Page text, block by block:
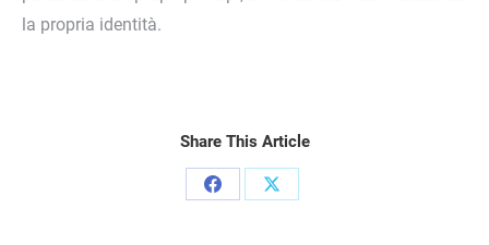
la propria identità.
Share This Article
CondividiCondividi